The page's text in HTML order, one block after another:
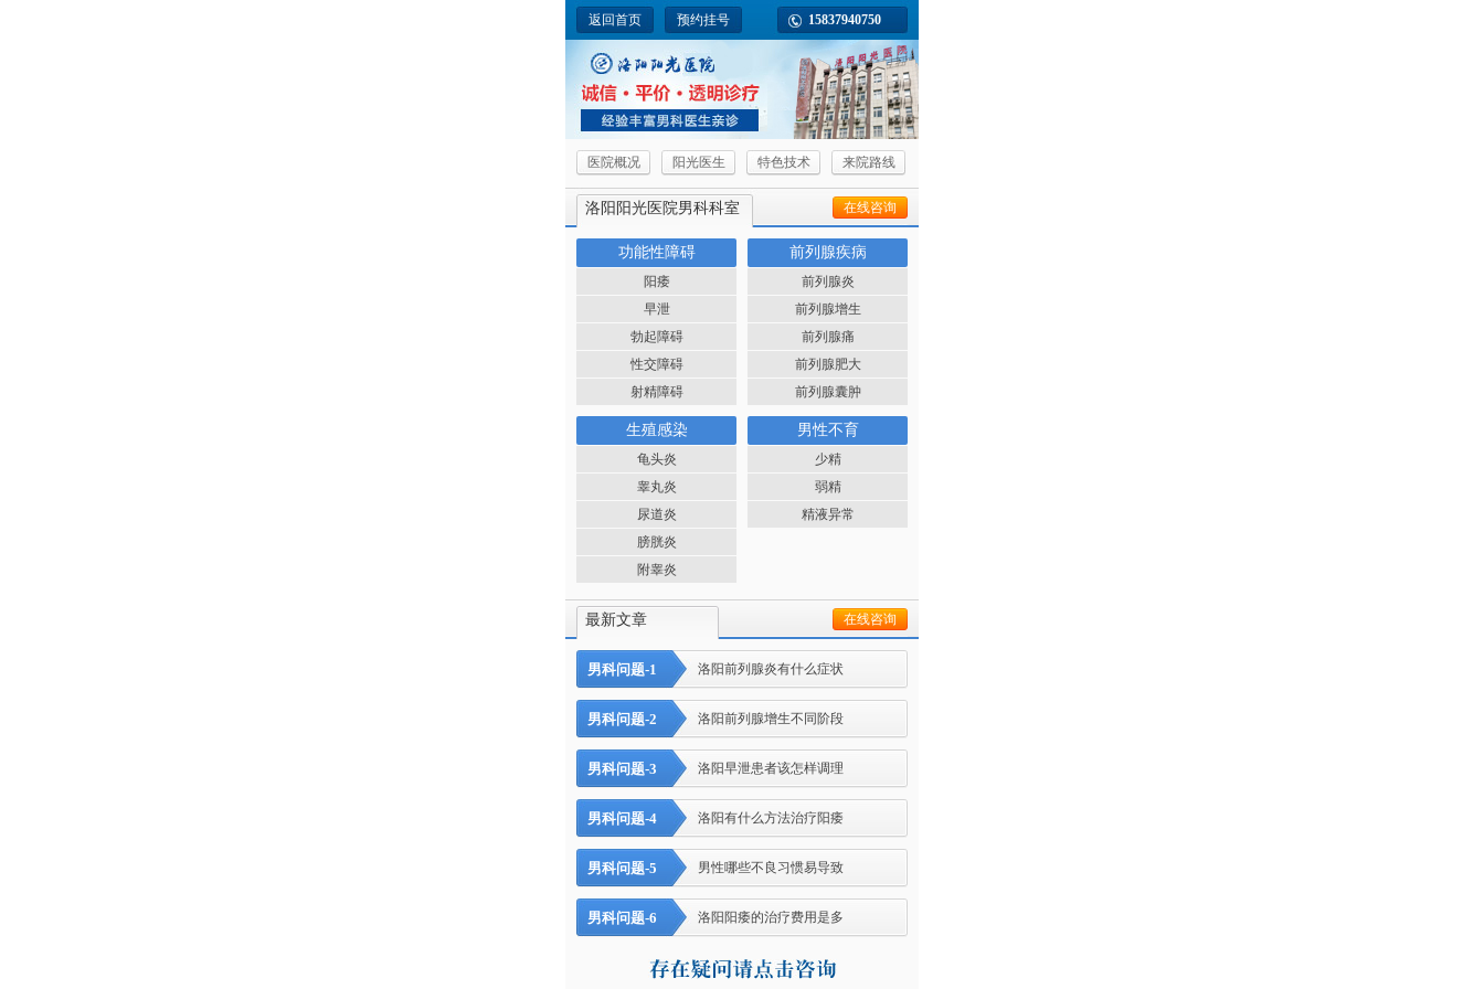
返回首页 预约挂号 15837940750
医院概况 阳光医生 特色技术 来院路线
洛阳阳光医院男科科室 在线咨询
功能性障碍
阳痿
早泄
勃起障碍
性交障碍
射精障碍
前列腺疾病
前列腺炎
前列腺增生
前列腺痛
前列腺肥大
前列腺囊肿
生殖感染
龟头炎
睾丸炎
尿道炎
膀胱炎
附睾炎
男性不育
少精
弱精
精液异常
最新文章 在线咨询
男科问题-1 洛阳前列腺炎有什么症状
男科问题-2 洛阳前列腺增生不同阶段
男科问题-3 洛阳早泄患者该怎样调理
男科问题-4 洛阳有什么方法治疗阳痿
男科问题-5 男性哪些不良习惯易导致
男科问题-6 洛阳阳痿的治疗费用是多